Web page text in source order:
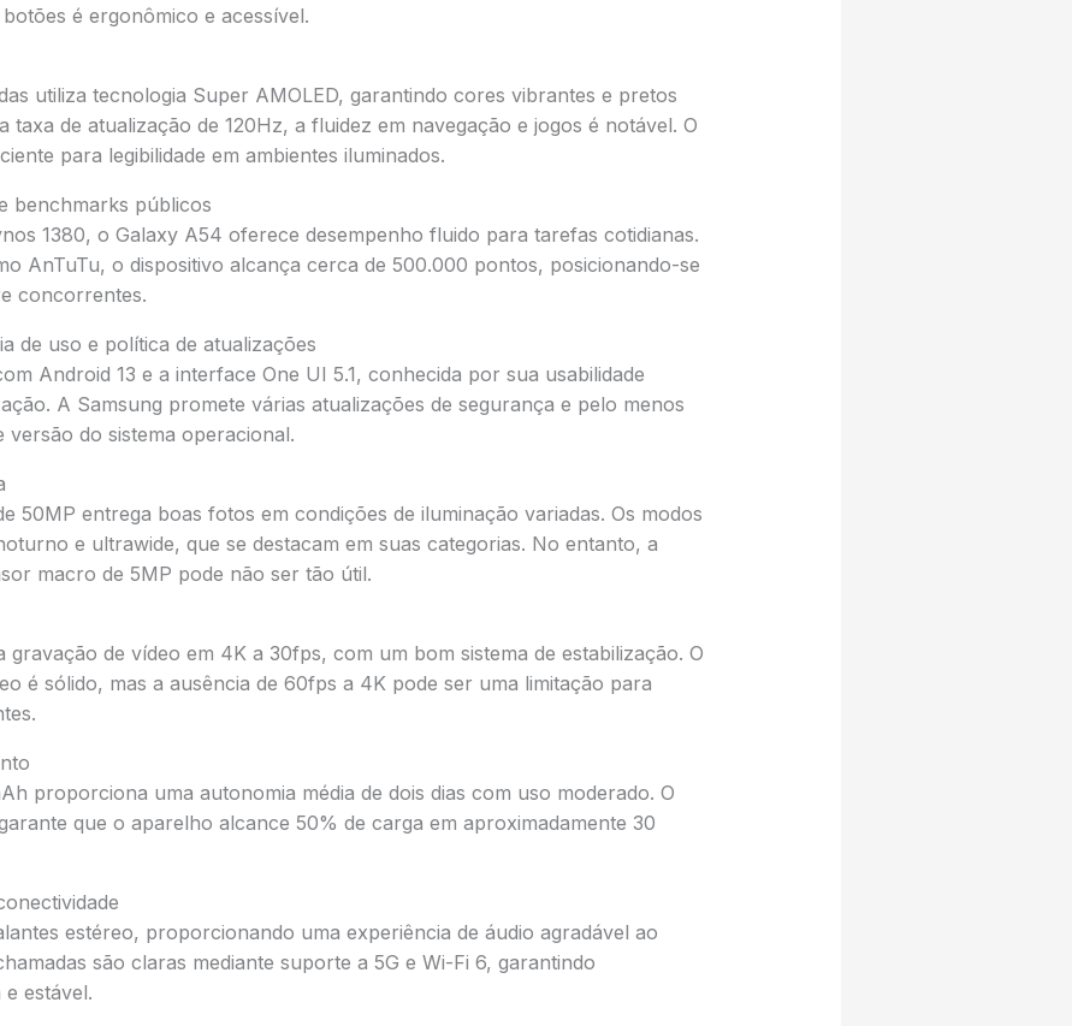
é ergonômico e acessível.
utiliza tecnologia Super AMOLED, garantindo cores vibrantes e pretos
taxa de atualização de 120Hz, a fluidez em navegação e jogos é notável. O
para legibilidade em ambientes iluminados.
benchmarks públicos
1380, o Galaxy A54 oferece desempenho fluido para tarefas cotidianas.
AnTuTu, o dispositivo alcança cerca de 500.000 pontos, posicionando-se
concorrentes.
de uso e política de atualizações
Android 13 e a interface One UI 5.1, conhecida por sua usabilidade
A Samsung promete várias atualizações de segurança e pelo menos
versão do sistema operacional.
50MP entrega boas fotos em condições de iluminação variadas. Os modos
e ultrawide, que se destacam em suas categorias. No entanto, a
macro de 5MP pode não ser tão útil.
gravação de vídeo em 4K a 30fps, com um bom sistema de estabilização. O
é sólido, mas a ausência de 60fps a 4K pode ser uma limitação para
proporciona uma autonomia média de dois dias com uso moderado. O
que o aparelho alcance 50% de carga em aproximadamente 30
estéreo, proporcionando uma experiência de áudio agradável ao
são claras mediante suporte a 5G e Wi-Fi 6, garantindo
estável.